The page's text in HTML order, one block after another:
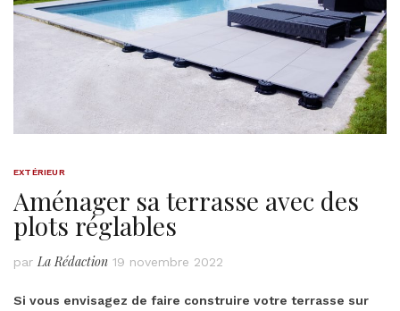
EXTÉRIEUR
Aménager sa terrasse avec des
plots réglables
par La Rédaction 19 novembre 2022
Si vous envisagez de faire construire votre terrasse sur